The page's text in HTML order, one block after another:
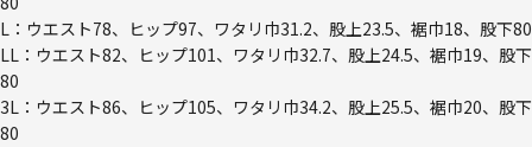
L：ウエスト78、ヒップ97、ワタリ巾31.2、股上23.5、裾巾18、股下80
LL：ウエスト82、ヒップ101、ワタリ巾32.7、股上24.5、裾巾19、股下
80
3L：ウエスト86、ヒップ105、ワタリ巾34.2、股上25.5、裾巾20、股下
80